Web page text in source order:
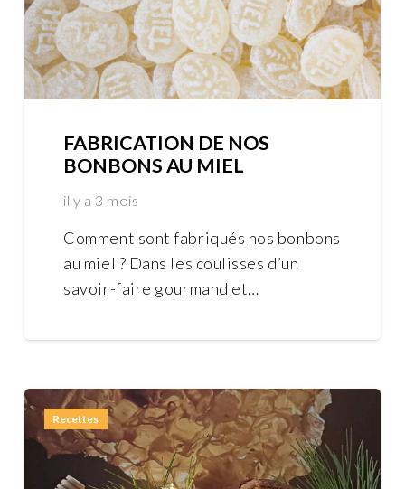
FABRICATION DE NOS
BONBONS AU MIEL
il y a 3 mois
Comment sont fabriqués nos bonbons
au miel ? Dans les coulisses d’un
savoir-faire gourmand et…
Recettes